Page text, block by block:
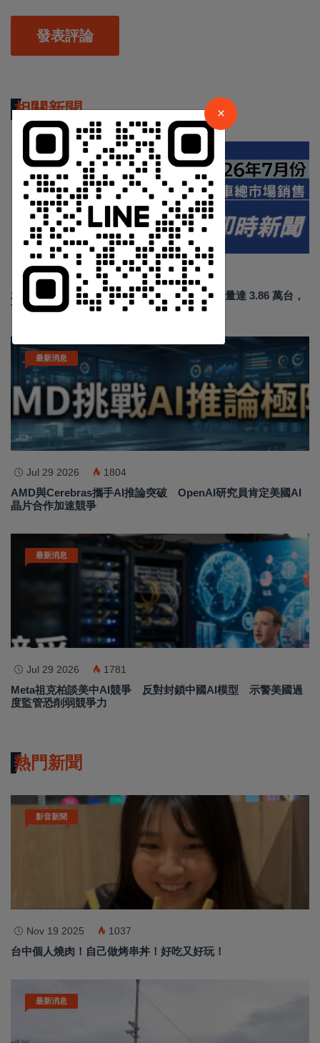
發表評論
相關新聞
最新消息
Aug 03 2026 1420
2026年7月臺灣汽車市場交車數量出爐:總掛牌量達 3.86 萬台，
Toyota 穩坐霸主、Lexus 與 Kia 強勢爆發
最新消息
Jul 29 2026 1804
AMD與Cerebras攜手AI推論突破 OpenAI研究員肯定美國AI
晶片合作加速競爭
最新消息
Jul 29 2026 1781
Meta祖克柏談美中AI競爭 反對封鎖中國AI模型 示警美國過
度監管恐削弱競爭力
熱門新聞
影音新聞
Nov 19 2025 1037
台中個人燒肉！自己做烤串丼！好吃又好玩！
最新消息
請加入LINE好友連結
中 華 超 傳 媒
Https://reurl.cc/adqW77
訂閱
×